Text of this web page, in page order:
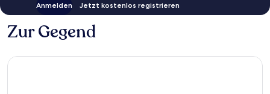
Anmelden Jetzt kostenlos registrieren
Zur Gegend